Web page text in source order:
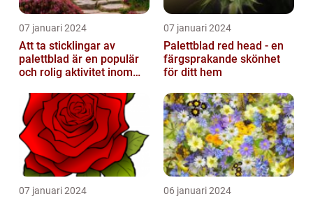
07 januari 2024
Att ta sticklingar av
palettblad är en populär
och rolig aktivitet inom
07 januari 2024
Palettblad red head - en
färgsprakande skönhet
för ditt hem
07 januari 2024 06 januari 2024